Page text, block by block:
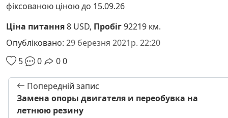
фіксованою ціною до 15.09.26
Ціна питання8 USD, Пробіг92219 км.
Опубліковано: 29 березня 2021р. 22:20
5
0 00
Попередній запис
Замена опоры двигателя и переобувка на
летнюю резину